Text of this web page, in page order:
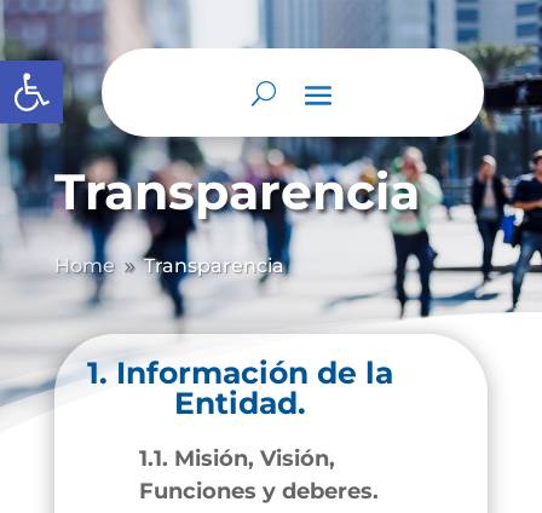
Abrir barra de herramientas
Transparencia
Home 9 Transparencia
1. Información de la
Entidad.
1.1. Misión, Visión,
Funciones y deberes.